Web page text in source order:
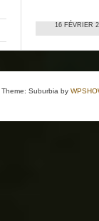
16 FÉVRIER
Theme: Suburbia by